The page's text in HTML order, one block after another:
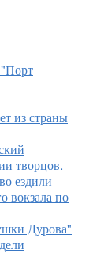
из страны
творцов.
ездили
вокзала по
Дурова"